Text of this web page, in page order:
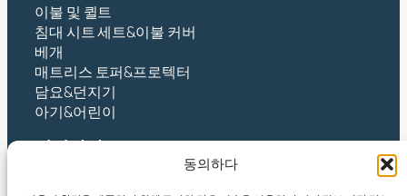
동의하다
이불 및 퀼트
침대 시트 세트&이불 커버
베개
매트리스 토퍼&프로텍터
담요&던지기
아기&어린이
연락하다